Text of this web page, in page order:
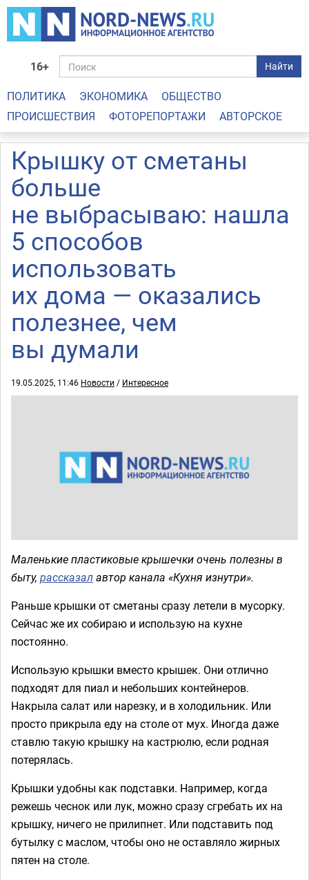
16+ Найти
ПОЛИТИКА ЭКОНОМИКА
ОБЩЕСТВО
ПРОИСШЕСТВИЯ
ФОТОРЕПОРТАЖИ АВТОРСКОЕ
Крышку от сметаны
больше
не выбрасываю: нашла
5 способов
использовать
их дома — оказались
полезнее, чем
вы думали
19.05.2025, 11:46 Новости / Интересное
Маленькие пластиковые крышечки очень полезны в
быту, рассказалавтор канала «Кухня изнутри».
Раньше крышки от сметаны сразу летели в мусорку.
Сейчас же их собираю и использую на кухне
постоянно.
Использую крышки вместо крышек. Они отлично
подходят для пиал и небольших контейнеров.
Накрыла салат или нарезку, и в холодильник. Или
просто прикрыла еду на столе от мух. Иногда даже
ставлю такую крышку на кастрюлю, если родная
потерялась.
Крышки удобны как подставки. Например, когда
режешь чеснок или лук, можно сразу сгребать их на
крышку, ничего не прилипнет. Или подставить под
бутылку с маслом, чтобы оно не оставляло жирных
пятен на столе.